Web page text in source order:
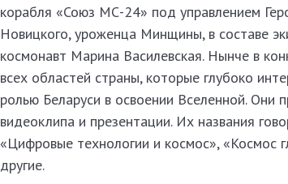
корабля «Союз МС-24» под управлением
Новицкого, уроженца Минщины, в составе
космонавт Марина Василевская. Нынче в
всех областей страны, которые глубоко
ролью Беларуси в освоении Вселенной. Они
видеоклипа и презентации. Их названия
«Цифровые технологии и космос», «Космос
другие.